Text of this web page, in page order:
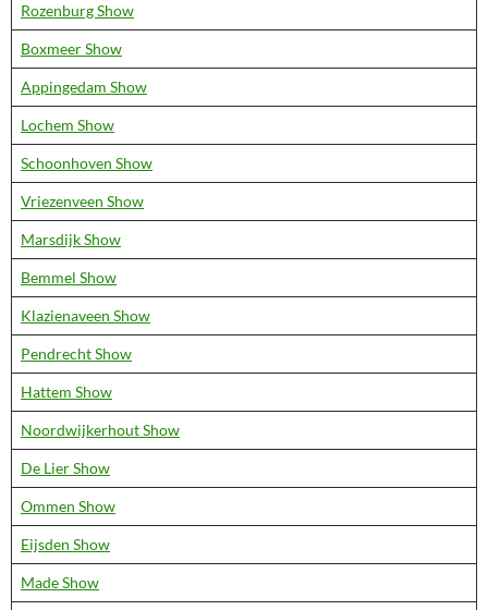
Rozenburg Show
Boxmeer Show
Appingedam Show
Lochem Show
Schoonhoven Show
Vriezenveen Show
Marsdijk Show
Bemmel Show
Klazienaveen Show
Pendrecht Show
Hattem Show
Noordwijkerhout Show
De Lier Show
Ommen Show
Eijsden Show
Made Show